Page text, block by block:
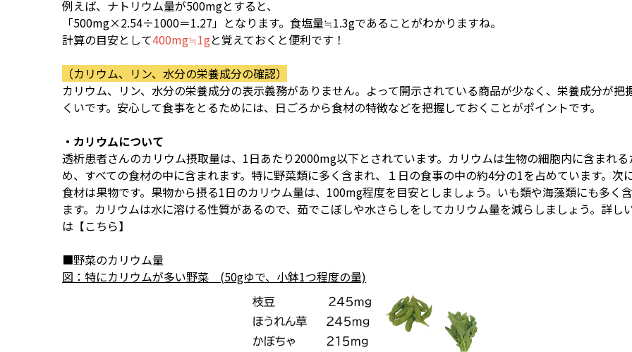
例えば、ナトリウム量が500mgとすると、
「500mg×2.54÷1000＝1.27」となります。食塩量≒1.3gであることがわかりますね。
計算の目安として400mg≒1gと覚えておくと便利です！
（カリウム、リン、水分の栄養成分の確認）
カリウム、リン、水分の栄養成分の表示義務がありません。よって開示されている商品が少なく、栄養成分が把
くいです。安心して食事をとるためには、日ごろから食材の特徴などを把握しておくことがポイントです。
・カリウムについて
透析患者さんのカリウム摂取量は、1日あたり2000mg以下とされています。カリウムは生物の細胞内に含まれる
め、すべての食材の中に含まれます。特に野菜類に多く含まれ、１日の食事の中の約4分の1を占めています。次
食材は果物です。果物から摂る1日のカリウム量は、100mg程度を目安としましょう。いも類や海藻類にも多く
ます。カリウムは水に溶ける性質があるので、茹でこぼしや水さらしをしてカリウム量を減らしましょう。詳し
は 【こちら】
■野菜のカリウム量
図：特にカリウムが多い野菜 (50gゆで、小鉢1つ程度の量)